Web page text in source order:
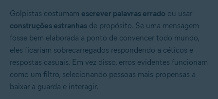
Golpistas costumam escrever palavras errado ou usar
construções estranhas de propósito. Se uma mensagem
fosse bem elaborada a ponto de convencer todo mundo,
eles ficariam sobrecarregados respondendo a céticos e
respostas casuais. Em vez disso, erros evidentes funcionam
como um filtro, selecionando pessoas mais propensas a
baixar a guarda e interagir.